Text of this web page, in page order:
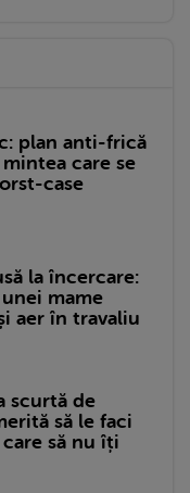
plan anti-frică
care se
case
la încercare:
mame
aer în travaliu
scurtă de
să le faci
să nu îți